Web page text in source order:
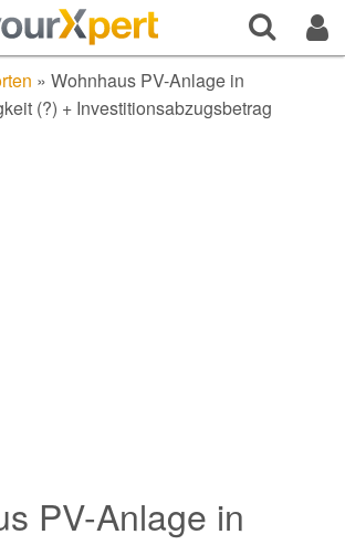
» Wohnhaus PV-Anlage in
(?) + Investitionsabzugsbetrag
PV-Anlage in